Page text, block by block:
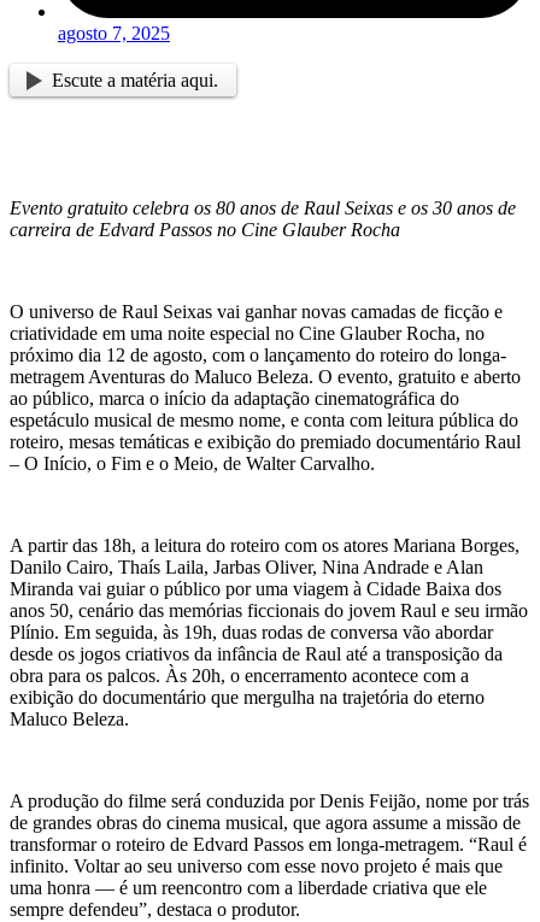
agosto 7, 2025
Escute a matéria aqui.
Evento gratuito celebra os 80 anos de Raul Seixas e os 30 anos de
carreira de Edvard Passos no Cine Glauber Rocha
O universo de Raul Seixas vai ganhar novas camadas de ficção e
criatividade em uma noite especial no Cine Glauber Rocha, no
próximo dia 12 de agosto, com o lançamento do roteiro do longa-
metragem Aventuras do Maluco Beleza. O evento, gratuito e aberto
ao público, marca o início da adaptação cinematográfica do
espetáculo musical de mesmo nome, e conta com leitura pública do
roteiro, mesas temáticas e exibição do premiado documentário Raul
– O Início, o Fim e o Meio, de Walter Carvalho.
A partir das 18h, a leitura do roteiro com os atores Mariana Borges,
Danilo Cairo, Thaís Laila, Jarbas Oliver, Nina Andrade e Alan
Miranda vai guiar o público por uma viagem à Cidade Baixa dos
anos 50, cenário das memórias ficcionais do jovem Raul e seu irmão
Plínio. Em seguida, às 19h, duas rodas de conversa vão abordar
desde os jogos criativos da infância de Raul até a transposição da
obra para os palcos. Às 20h, o encerramento acontece com a
exibição do documentário que mergulha na trajetória do eterno
Maluco Beleza.
A produção do filme será conduzida por Denis Feijão, nome por trás
de grandes obras do cinema musical, que agora assume a missão de
transformar o roteiro de Edvard Passos em longa-metragem. “Raul é
infinito. Voltar ao seu universo com esse novo projeto é mais que
uma honra — é um reencontro com a liberdade criativa que ele
sempre defendeu”, destaca o produtor.